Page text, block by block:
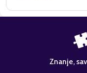
Znanje,